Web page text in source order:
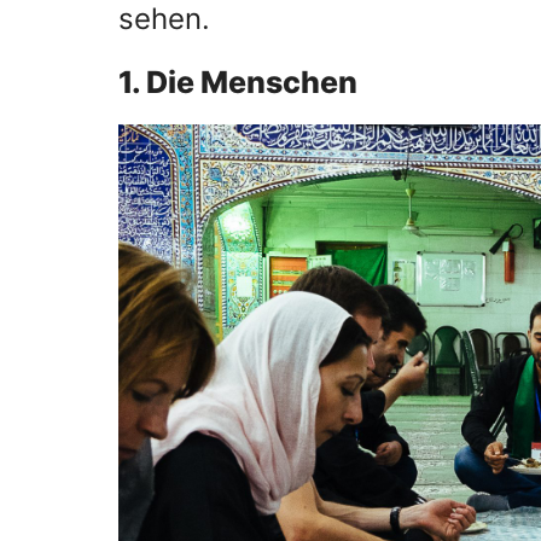
sehen.
1. Die Menschen